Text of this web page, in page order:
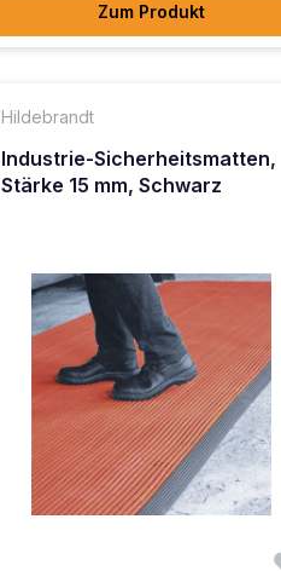
Zum Produkt
Hildebrandt
Industrie-Sicherheitsmatten,
Stärke 15 mm, Schwarz